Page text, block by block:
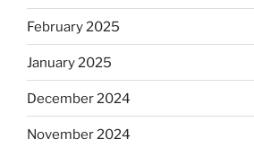
February 2025
January 2025
December 2024
November 2024